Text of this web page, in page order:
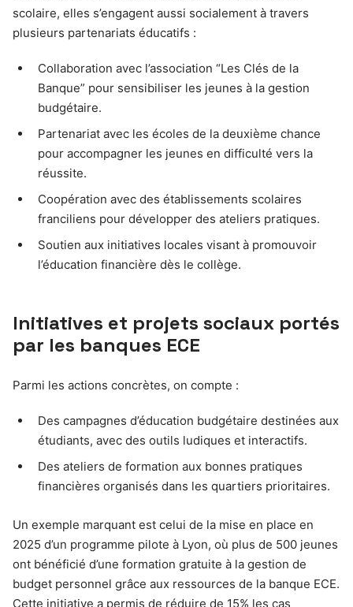
scolaire, elles s’engagent aussi socialement à travers
plusieurs partenariats éducatifs :
Collaboration avec l’association “Les Clés de la
Banque” pour sensibiliser les jeunes à la gestion
budgétaire.
Partenariat avec les écoles de la deuxième chance
pour accompagner les jeunes en difficulté vers la
réussite.
Coopération avec des établissements scolaires
franciliens pour développer des ateliers pratiques.
Soutien aux initiatives locales visant à promouvoir
l’éducation financière dès le collège.
Initiatives et projets sociaux portés
par les banques ECE
Parmi les actions concrètes, on compte :
Des campagnes d’éducation budgétaire destinées aux
étudiants, avec des outils ludiques et interactifs.
Des ateliers de formation aux bonnes pratiques
financières organisés dans les quartiers prioritaires.
Un exemple marquant est celui de la mise en place en
2025 d’un programme pilote à Lyon, où plus de 500 jeunes
ont bénéficié d’une formation gratuite à la gestion de
budget personnel grâce aux ressources de la banque ECE.
Cette initiative a permis de réduire de 15% les cas